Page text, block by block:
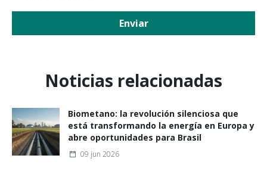
Enviar
Noticias relacionadas
Biometano: la revolución silenciosa que
está transformando la energía en Europa y
abre oportunidades para Brasil
09 jun 2026